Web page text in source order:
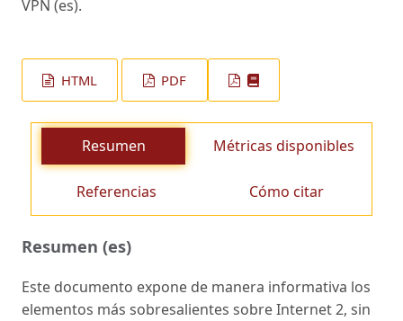
VPN (es).
HTML PDF
Resumen Métricas disponibles
Referencias Cómo citar
Resumen (es)
Este documento expone de manera informativa los
elementos más sobresalientes sobre Internet 2, sin